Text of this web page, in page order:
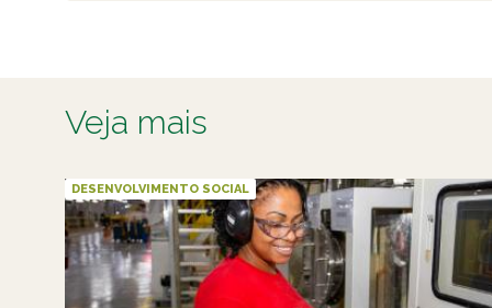
Veja mais
DESENVOLVIMENTO SOCIAL